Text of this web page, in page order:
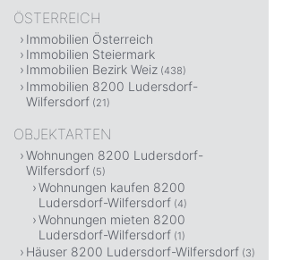
ÖSTERREICH
Immobilien Österreich
Immobilien Steiermark
Immobilien Bezirk Weiz (438)
Immobilien 8200 Ludersdorf-
Wilfersdorf (21)
OBJEKTARTEN
Wohnungen 8200 Ludersdorf-
Wilfersdorf (5)
Wohnungen kaufen 8200
Ludersdorf-Wilfersdorf (4)
Wohnungen mieten 8200
Ludersdorf-Wilfersdorf (1)
Häuser 8200 Ludersdorf-Wilfersdorf (3)